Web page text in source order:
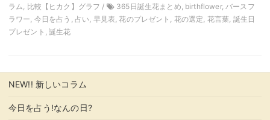
ラム, 比較【ヒカク】グラフ /
365日誕生花まとめ, birthflower, バースフ
ラワー, 今日を占う, 占い, 早見表, 花のプレゼント, 花の選定, 花言葉, 誕生日
プレゼント, 誕生花
NEW!! 新しいコラム
今日を占う!なんの日?